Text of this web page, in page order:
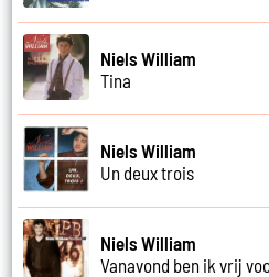
Niels William
Tina
Niels William
Un deux trois
Niels William
Vanavond ben ik vrij